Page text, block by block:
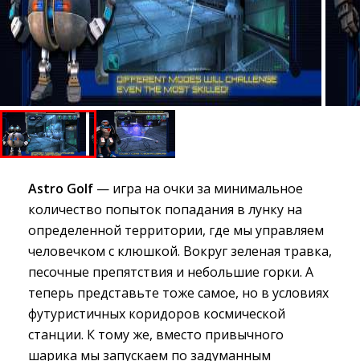
Astro Golf — игра на очки за минимальное
количество попыток попадания в лунку на
определенной территории, где мы управляем
человечком с клюшкой. Вокруг зеленая травка,
песочные препятствия и небольшие горки. А
теперь представьте тоже самое, но в условиях
футуристичных коридоров космической
станции. К тому же, вместо привычного
шарика мы запускаем по задуманным